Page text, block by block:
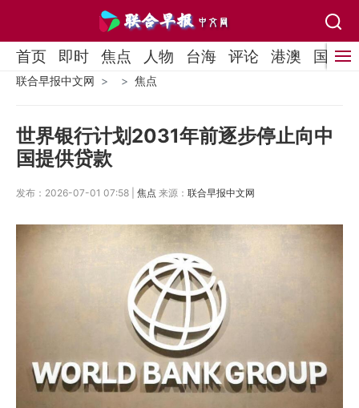
首页 即时 焦点 人物 台海 评论 港澳 国际
联合早报中文网 焦点
世界银行计划2031年前逐步停止向中
国提供贷款
发布：2026-07-01 07:58 | 焦点 来源： 联合早报中文网